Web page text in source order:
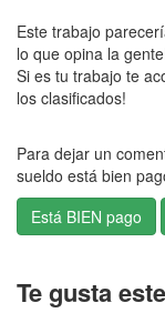
Este trabajo
lo que opina la
Si es tu trabajo te
los clasificados!
Para dejar un
sueldo está bien
Te gusta